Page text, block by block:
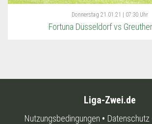
Donnerstag 21.01.21 | 07:30 Uhr
Fortuna Düsseldorf vs
Liga-Zwei.de
Nutzungsbedingungen Datenschutz